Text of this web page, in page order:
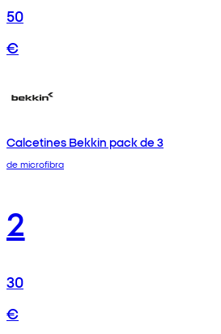
50
€
Calcetines Bekkin pack de 3
de microfibra
2
30
€